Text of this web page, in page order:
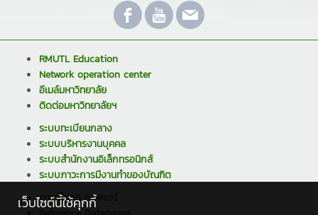
RMUTL Education
Network operation center
อีเมล์มหาวิทยาลัย
ติดต่อมหาวิทยาลัยฯ
ระบบทะเบียนกลาง
ระบบบริหารงานบุคคล
ระบบสำนักงานอิเล็กทรอนิกส์
ระบบภาวะการมีงานทำของบัณฑิต
ดาวน์โหลด ซอฟแวร์
เว็บไซต์นี้ใช้คุกกี้